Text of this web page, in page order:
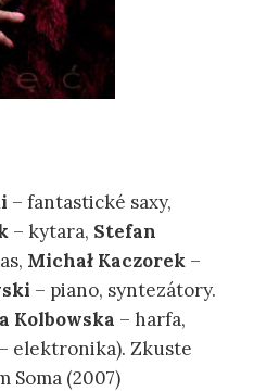
– fantastické saxy,
– kytara, Stefan
Michał Kaczorek –
– piano, syntezátory.
Kolbowska – harfa,
– elektronika). Zkuste
Soma (2007)